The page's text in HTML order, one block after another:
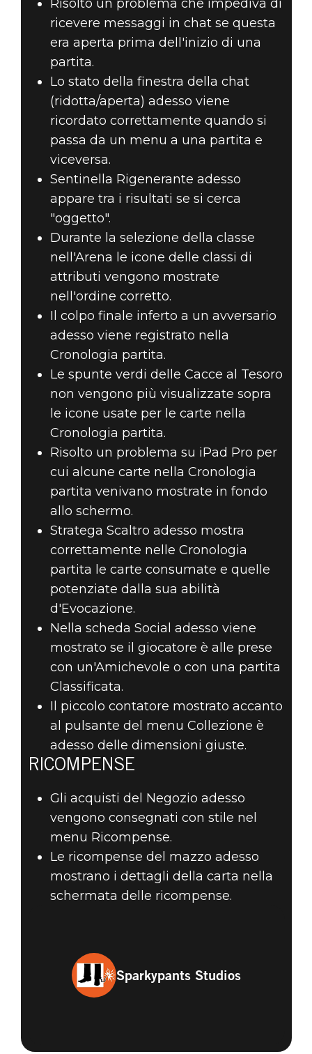
Risolto un problema che impediva di
ricevere messaggi in chat se questa
era aperta prima dell'inizio di una
partita.
Lo stato della finestra della chat
(ridotta/aperta) adesso viene
ricordato correttamente quando si
passa da un menu a una partita e
viceversa.
Sentinella Rigenerante adesso
appare tra i risultati se si cerca
"oggetto".
Durante la selezione della classe
nell'Arena le icone delle classi di
attributi vengono mostrate
nell'ordine corretto.
Il colpo finale inferto a un avversario
adesso viene registrato nella
Cronologia partita.
Le spunte verdi delle Cacce al Tesoro
non vengono più visualizzate sopra
le icone usate per le carte nella
Cronologia partita.
Risolto un problema su iPad Pro per
cui alcune carte nella Cronologia
partita venivano mostrate in fondo
allo schermo.
Stratega Scaltro adesso mostra
correttamente nelle Cronologia
partita le carte consumate e quelle
potenziate dalla sua abilità
d'Evocazione.
Nella scheda Social adesso viene
mostrato se il giocatore è alle prese
con un'Amichevole o con una partita
Classificata.
Il piccolo contatore mostrato accanto
al pulsante del menu Collezione è
adesso delle dimensioni giuste.
RICOMPENSE
Gli acquisti del Negozio adesso
vengono consegnati con stile nel
menu Ricompense.
Le ricompense del mazzo adesso
mostrano i dettagli della carta nella
schermata delle ricompense.
Sparkypants Studios